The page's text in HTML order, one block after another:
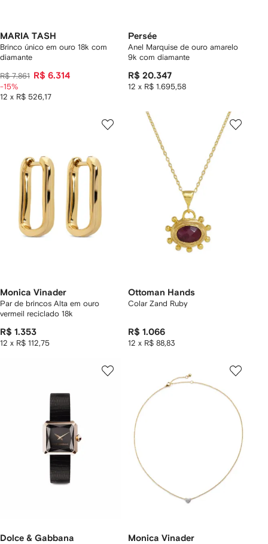
MARIA TASH
Brinco único em ouro 18k com
diamante
R$ 7.861 R$ 6.314
12 x R$ 526,17
-15%
Persée
Anel Marquise de ouro amarelo
9k com diamante
R$ 20.347
12 x R$ 1.695,58
Monica Vinader
Par de brincos Alta em ouro
vermeil reciclado 18k
R$ 1.353
12 x R$ 112,75
Ottoman Hands
Colar Zand Ruby
R$ 1.066
12 x R$ 88,83
Dolce & Gabbana Monica Vinader